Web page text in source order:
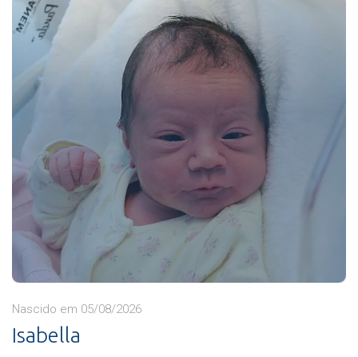
Nascido em 05/08/2026
Isabella